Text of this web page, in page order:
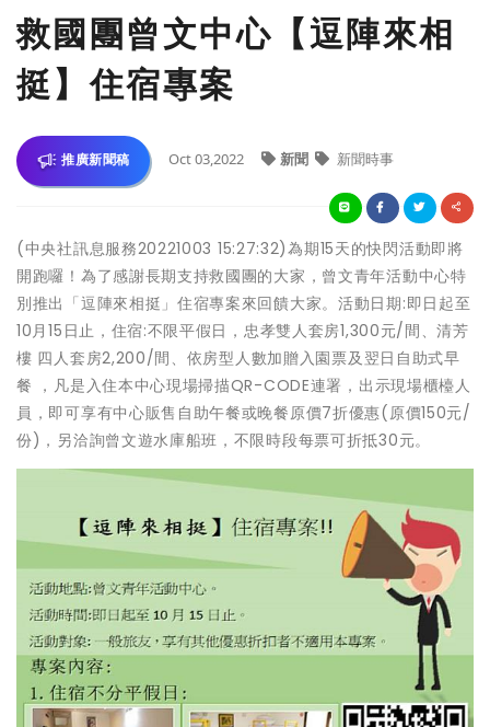
救國團曾文中心【逗陣來相
挺】住宿專案
推廣新聞稿 Oct 03,2022 新聞 新聞時事
(中央社訊息服務20221003 15:27:32)為期15天的快閃活動即將
開跑囉！為了感謝長期支持救國團的大家，曾文青年活動中心特
別推出「逗陣來相挺」住宿專案來回饋大家。活動日期:即日起至
10月15日止，住宿:不限平假日，忠孝雙人套房1,300元/間、清芳
樓 四人套房2,200/間、依房型人數加贈入園票及翌日自助式早
餐 ，凡是入住本中心現場掃描QR-CODE連署，出示現場櫃檯人
員，即可享有中心販售自助午餐或晚餐原價7折優惠(原價150元/
份)，另洽詢曾文遊水庫船班，不限時段每票可折抵30元。